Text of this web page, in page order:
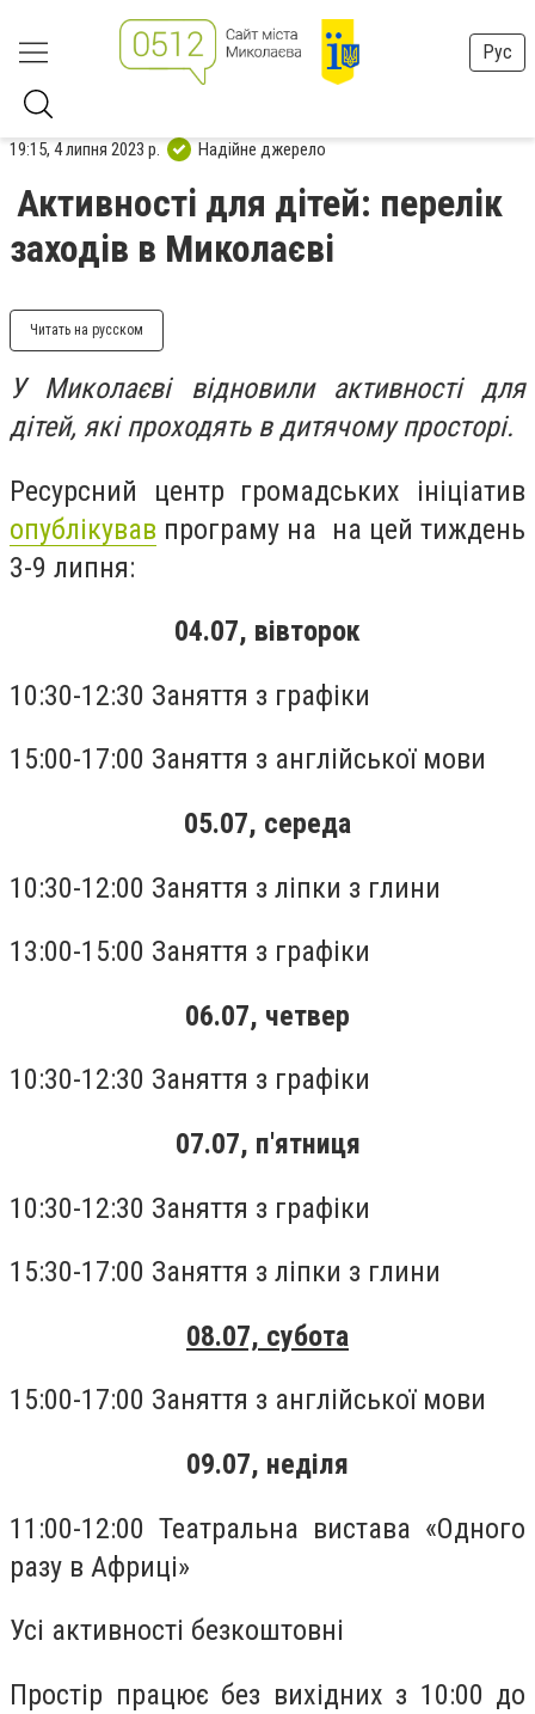
Рус
19:15, 4 липня 2023 р. Надійне джерело
Активності для дітей: перелік
заходів в Миколаєві
Читать на русском
У Миколаєві відновили активності для
дітей, які проходять в дитячому просторі.
Ресурсний центр громадських ініціатив
опублікував програму на на цей тиждень
3-9 липня:
04.07, вівторок
10:30-12:30 Заняття з графіки
15:00-17:00 Заняття з англійської мови
05.07, середа
10:30-12:00 Заняття з ліпки з глини
13:00-15:00 Заняття з графіки
06.07, четвер
10:30-12:30 Заняття з графіки
07.07, п'ятниця
10:30-12:30 Заняття з графіки
15:30-17:00 Заняття з ліпки з глини
08.07, субота
15:00-17:00 Заняття з англійської мови
09.07, неділя
11:00-12:00 Театральна вистава «Одного
разу в Африці»
Усі активності безкоштовні
Простір працює без вихідних з 10:00 до